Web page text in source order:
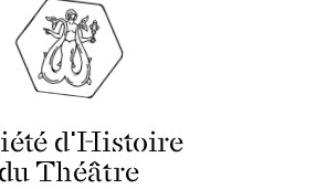
d'Histoire
du Théâtre